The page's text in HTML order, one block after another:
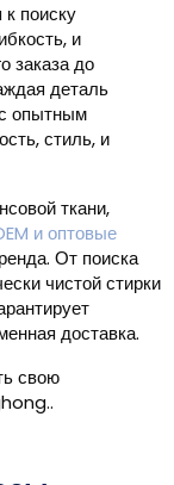
поиску
и
заказа до
деталь
опытным
стиль, и
ткани,
и оптовые
От поиска
чистой стирки
доставка.
свою